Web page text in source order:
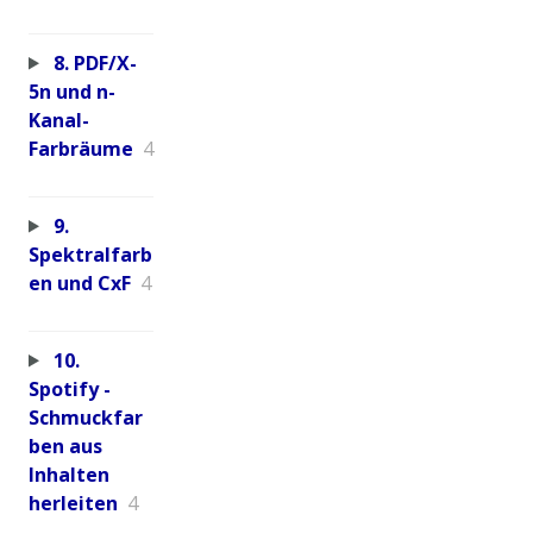
8. PDF/X-
5n und n-
Kanal-
Farbräume 4
9.
Spektralfarb
en und CxF 4
10.
Spotify -
Schmuckfar
ben aus
Inhalten
herleiten 4